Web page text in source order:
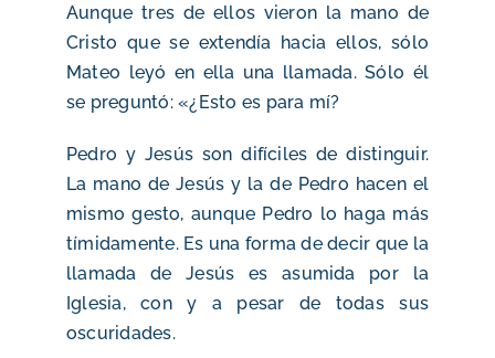
Aunque tres de ellos vieron la mano de
Cristo que se extendía hacia ellos, sólo
Mateo leyó en ella una llamada. Sólo él
se preguntó: «¿Esto es para mí?
Pedro y Jesús son difíciles de distinguir.
La mano de Jesús y la de Pedro hacen el
mismo gesto, aunque Pedro lo haga más
tímidamente. Es una forma de decir que la
llamada de Jesús es asumida por la
Iglesia, con y a pesar de todas sus
oscuridades.